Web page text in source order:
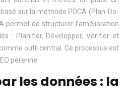
sur la méthode PDCA (Plan-Do-
permet de structurer l’amélioration
: Planifier, Développer, Vérifier et
outil central. Ce processus est
pérenne.
les données : la